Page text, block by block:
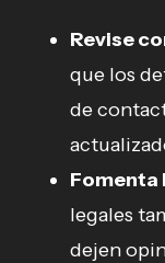
Revise
que los
de
Fomenta
legales
dejen